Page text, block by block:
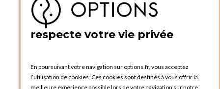
BOUTIQUE OPTIONS - PARIS 5E
5 quai de la tournelle
FRANCE
OPTIONS ROUEN
Rue du Clos Tellier
respecte votre vie privée
En poursuivant votre navigation sur options.fr, vous acceptez
l’utilisation de cookies. Ces cookies sont destinés à vous offrir la
meilleure expérience possible lors de votre navigation sur notre